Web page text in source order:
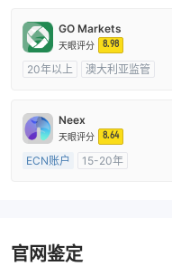
GO Markets
天眼评分 8.98
20年以上
澳大利亚监管
Neex
天眼评分 8.64
ECN账户
15-20年
官网鉴定